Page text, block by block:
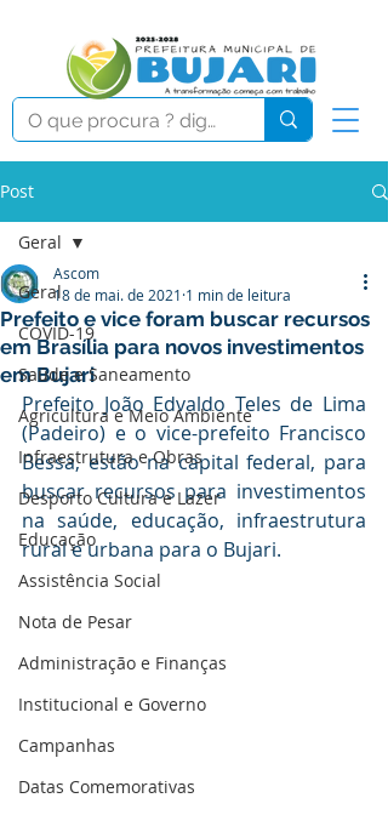
Post
Geral
COVID-19
Saúde e Saneamento
Agricultura e Meio Ambiente
Infraestrutura e Obras
Desporto Cultura e Lazer
Educação
Assistência Social
Nota de Pesar
Administração e Finanças
Institucional e Governo
Campanhas
Datas Comemorativas
Geral
Prefeito e vice foram buscar recursos
em Brasília para novos investimentos
em Bujari
Ascom
18 de mai. de 2021 1 min de leitura
Prefeito João Edvaldo Teles de Lima
(Padeiro) e o vice-prefeito Francisco
Bessa, estão na capital federal, para
buscar recursos para investimentos
na saúde, educação, infraestrutura
rural e urbana para o Bujari.